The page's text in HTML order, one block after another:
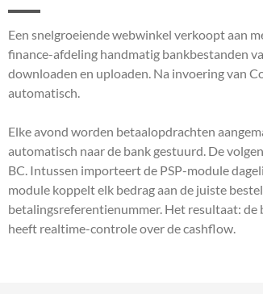
Een snelgroeiende webwinkel verkoopt aan
finance-afdeling handmatig bankbestanden
downloaden en uploaden. Na invoering van
automatisch.
Elke avond worden betaalopdrachten
automatisch naar de bank gestuurd. De
BC. Intussen importeert de PSP-module
module koppelt elk bedrag aan de juiste
betalingsreferentienummer. Het resultaat:
heeft realtime-controle over de cashflow.